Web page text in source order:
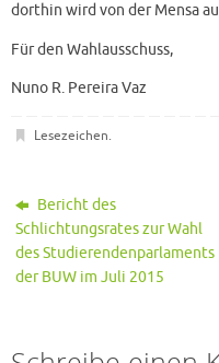
dorthin wird von der Mensa
Für den Wahlausschuss,
Nuno R. Pereira Vaz
Lesezeichen.
Bericht des
Schlichtungsrates zur Wahl
des Studierendenparlaments
der BUW im Juli 2015